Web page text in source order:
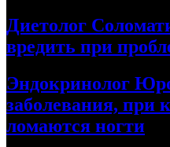
Диетолог
вредить при
Эндокринолог
заболевания, при
ломаются ногти